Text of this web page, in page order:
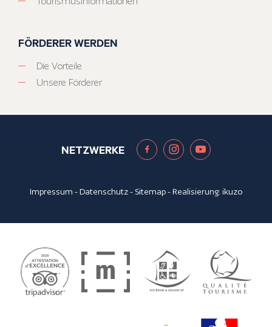
FÖRDERER WERDEN
Die Vorteile
Unsere Förderer
NETZWERKE
Impressum -Datenschutz- Sitemap- Realisierung:ikuzo